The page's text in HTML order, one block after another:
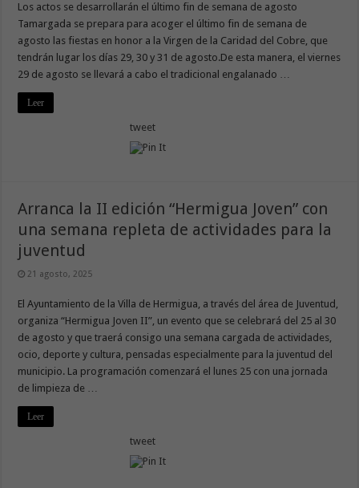
Los actos se desarrollarán el último fin de semana de agosto
Tamargada se prepara para acoger el último fin de semana de
agosto las fiestas en honor a la Virgen de la Caridad del Cobre, que
tendrán lugar los días 29, 30 y 31 de agosto.De esta manera, el viernes
29 de agosto se llevará a cabo el tradicional engalanado …
Leer
tweet
Arranca la II edición “Hermigua Joven” con
una semana repleta de actividades para la
juventud
21 agosto, 2025
El Ayuntamiento de la Villa de Hermigua, a través del área de Juventud,
organiza “Hermigua Joven II”, un evento que se celebrará del 25 al 30
de agosto y que traerá consigo una semana cargada de actividades,
ocio, deporte y cultura, pensadas especialmente para la juventud del
municipio. La programación comenzará el lunes 25 con una jornada
de limpieza de …
Leer
tweet